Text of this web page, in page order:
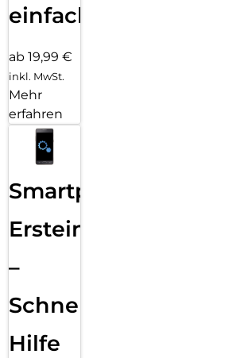
einfach
ab 19,99 €
inkl. MwSt.
Mehr
erfahren
Smartphone
Ersteinrichtung
–
Schnelle
Hilfe